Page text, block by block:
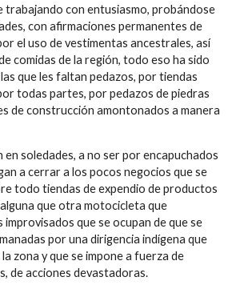
trabajando con entusiasmo, probándose
con afirmaciones permanentes de
el uso de vestimentas ancestrales, así
comidas de la región, todo eso ha sido
que les faltan pedazos, por tiendas
todas partes, por pedazos de piedras
de construcción amontonados a manera
en soledades, a no ser por encapuchados
a cerrar a los pocos negocios que se
todo tiendas de expendio de productos
que otra motocicleta que
que se ocupan de que se
por una dirigencia indígena que
zona y que se impone a fuerza de
de acciones devastadoras.